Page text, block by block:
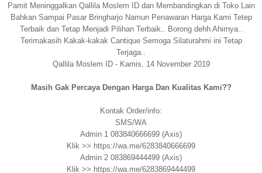
Pamit Meninggalkan Qallila Moslem ID dan Membandingkan di Toko Lain
Bahkan Sampai Pasar Bringharjo Namun Penawaran Harga Kami Tetep
Terbaik dan Tetap Menjadi Pilihan Terbaik.. Borong dehh Ahirnya..
Terimakasih Kakak-kakak Cantique Semoga Silaturahmi ini Tetap
Terjaga..
Qallila Moslem ID - Kamis, 14 November 2019
Masih Gak Percaya Dengan Harga Dan Kualitas Kami??
Kontak Order/info:
SMS/WA
Admin 1 083840666699 (Axis)
Klik >> https://wa.me/6283840666699
Admin 2 083869444499 (Axis)
Klik >> https://wa.me/6283869444499